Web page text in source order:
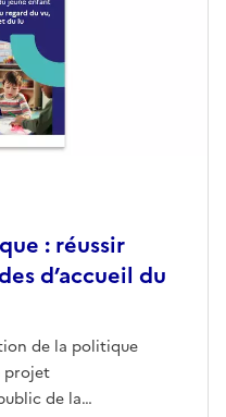
: réussir
d’accueil du
de la politique
projet
de la…